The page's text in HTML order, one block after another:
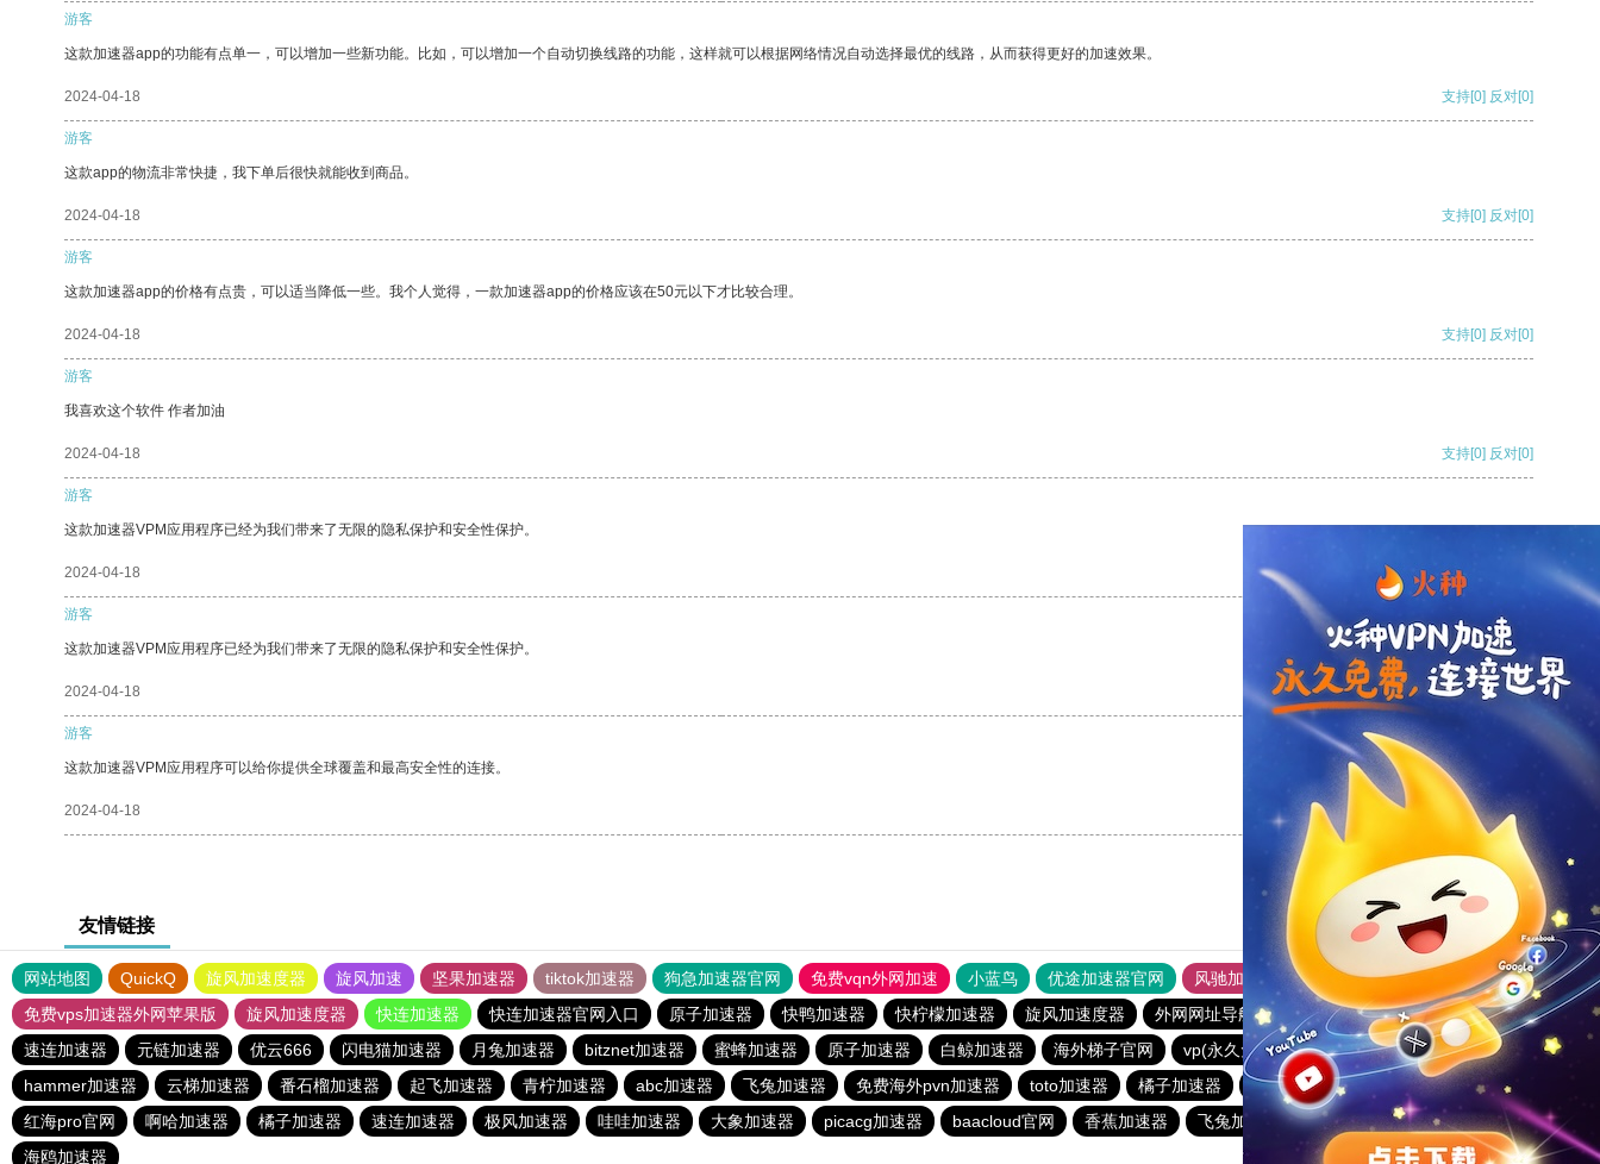
游客
这款加速器app的功能有点单一，可以增加一些新功能。比如，可以增加一个自动切换线路的功能，这样就可以根据网络情况自动选择最优的线路，从而获得更好的加速效果。
2024-04-18 支持[0] 反对[0]
游客
这款app的物流非常快捷，我下单后很快就能收到商品。
2024-04-18 支持[0] 反对[0]
游客
这款加速器app的价格有点贵，可以适当降低一些。我个人觉得，一款加速器app的价格应该在50元以下才比较合理。
2024-04-18 支持[0] 反对[0]
游客
我喜欢这个软件 作者加油
2024-04-18 支持[0] 反对[0]
游客
这款加速器VPM应用程序已经为我们带来了无限的隐私保护和安全性保护。
2024-04-18 支持
游客
这款加速器VPM应用程序已经为我们带来了无限的隐私保护和安全性保护。
2024-04-18 支持[0] 反对[0]
游客
这款加速器VPM应用程序可以给你提供全球覆盖和最高安全性的连接。
2024-04-18 支持[0] 反对[0]
友情链接
网站地图 QuickQ 旋风加速度器 旋风加速 坚果加速器 tiktok加速器 狗急加速器官网 免费vqn外网加速 小蓝鸟 优途加速器官网 风驰加速器
旋风加速器
免费vps加速器外网苹果版
旋风加速度器 快连加速器 快连加速器官网入口 原子加速器 快鸭加速器 快柠檬加速器 旋风加速度器 外网网址导航 软件中心
暴雪加速器
速连加速器
元链加速器 优云666 闪电猫加速器 月兔加速器 bitznet加速器 蜜蜂加速器 原子加速器 白鲸加速器 海外梯子官网 vp(永久免费)加速器 veee加速器
速鹰666
hammer加速器
云梯加速器 番石榴加速器 起飞加速器 青柠加速器 abc加速器 飞兔加速器 免费海外pvn加速器 toto加速器 橘子加速器 暴雪加速器 veee加速器
荔枝加速器
红海pro官网
啊哈加速器 橘子加速器 速连加速器 极风加速器 哇哇加速器 大象加速器 picacg加速器 baacloud官网 香蕉加速器 飞兔加速器 点点加速器
hammer加速器
海鸥加速器